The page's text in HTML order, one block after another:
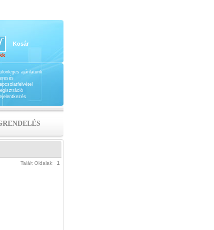
Kosár
ajánlatunk
Talált Oldalak: 1